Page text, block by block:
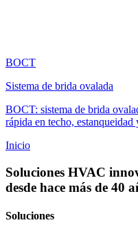
BOCT
Sistema de brida ovalada
BOCT: sistema de brida
rápida en techo, estanqueidad
Inicio
Soluciones HVAC
desde hace más de 40
Soluciones